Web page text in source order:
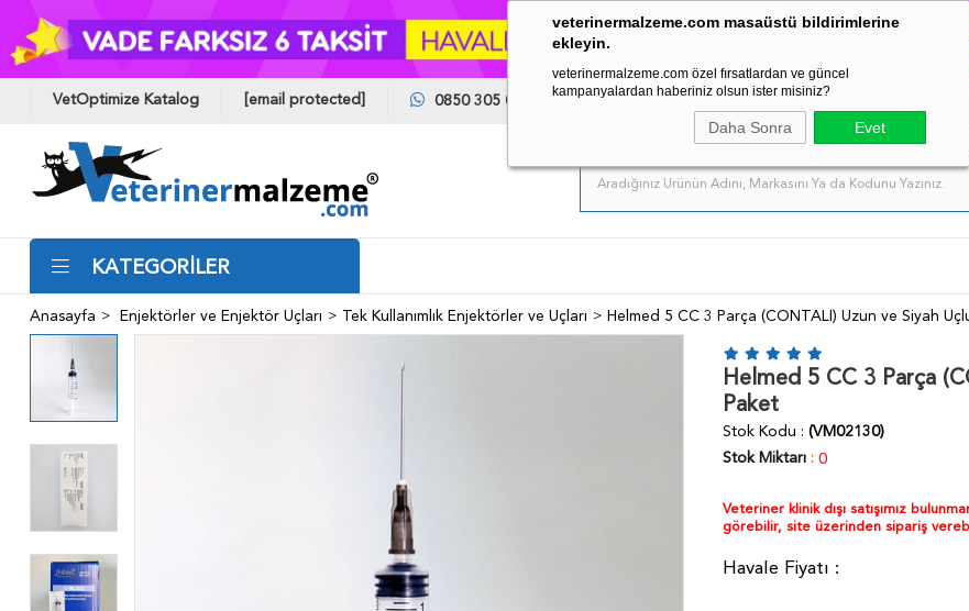
veterinermalzeme.com masaüstü bildirimlerine
ekleyin.
veterinermalzeme.com özel fırsatlardan ve güncel
kampanyalardan haberiniz olsun ister misiniz?
Daha Sonra Evet
VetOptimize Katalog [email protected] 0850 305 03 34
KATEGORİLER
Anasayfa Enjektörler ve Enjektör Uçları Tek Kullanımlık Enjektörler ve Uçları Helmed 5 CC 3 Parça (CONTALI) Uzun ve Siyah
Helmed 5 CC 3 Parça
Paket
Stok Kodu
(VM02130)
Stok Miktarı : 0
Veteriner klinik dışı satışımız
görebilir, site üzerinden sipariş